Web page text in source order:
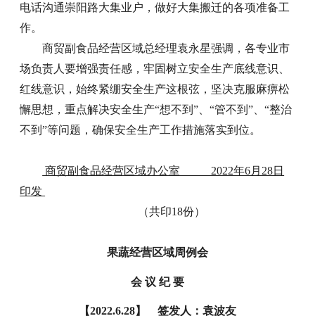
电话沟通崇阳路大集业户，做好大集搬迁的各项准备工
作。
商贸副食品经营区域总经理袁永星强调，各专业市
场负责人要增强责任感，牢固树立安全生产底线意识、
红线意识，始终紧绷安全生产这根弦，坚决克服麻痹松
懈思想，重点解决安全生产“想不到”、“管不到”、“整治
不到”等问题，确保安全生产工作措施落实到位。
商贸副食品经营区域办公室 2022年6月28日
印发
（共印18份）
果蔬经营区域周例会
会 议 纪 要
【2022.6.28】 签发人：袁波友